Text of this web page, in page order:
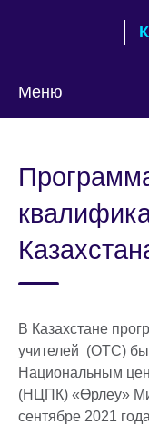
Меню
В Казахстане
учителей (ОТС)
Национальным
(НЦПК) «Өрлеу»
сентябре 2021